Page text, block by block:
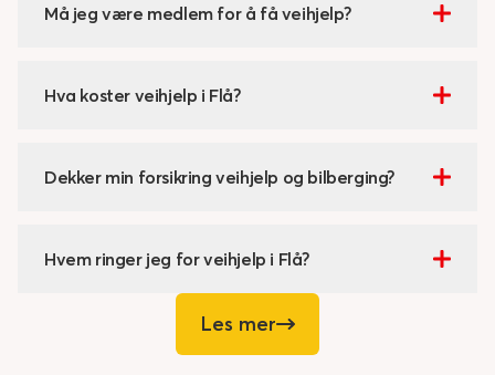
Må jeg være medlem for å få veihjelp?
Hva koster veihjelp i Flå?
Dekker min forsikring veihjelp og bilberging?
Hvem ringer jeg for veihjelp i Flå?
Les mer